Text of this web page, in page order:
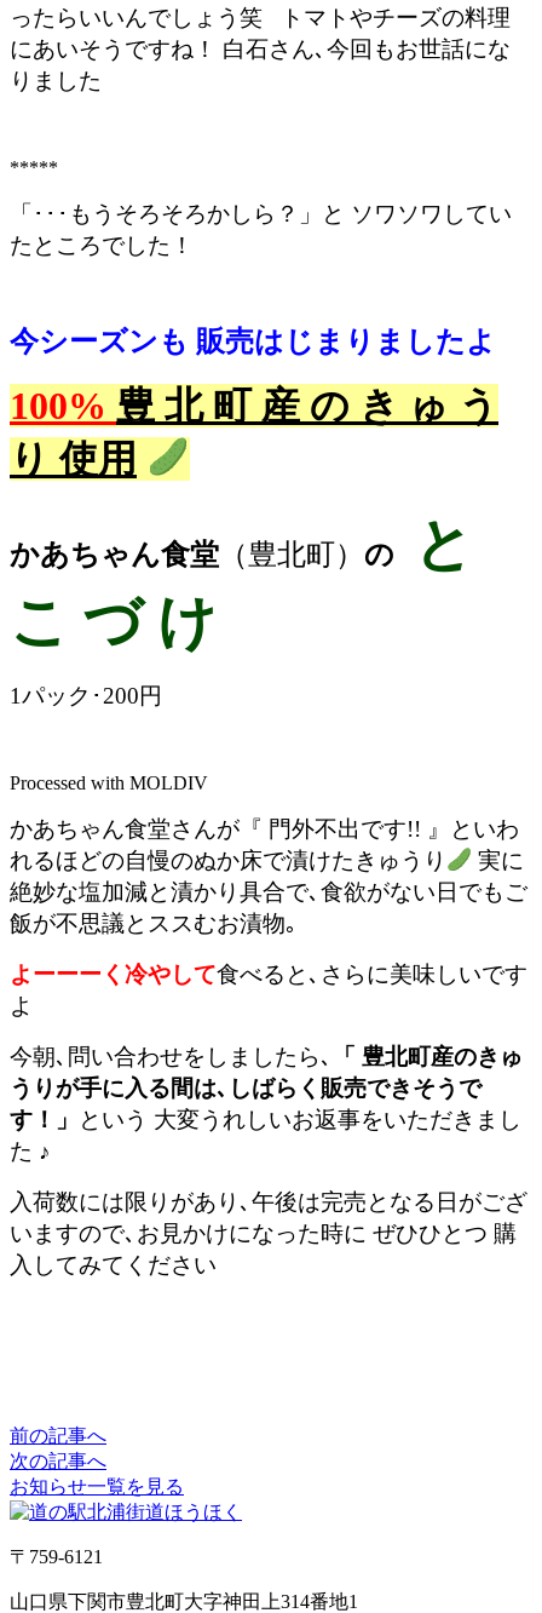
ったらいいんでしょう笑 トマトやチーズの料理
にあいそうですね！ 白石さん､今回もお世話にな
りました
*****
「･･･もうそろそろかしら？」と ソワソワしてい
たところでした！
今シーズンも 販売はじまりましたよ
100% 豊 北 町 産 の き ゅ う
り 使用
かあちゃん食堂 （豊北町） の
と
こ づ け
1パック･200円
Processed with MOLDIV
かあちゃん食堂さんが『 門外不出です!! 』といわ
れるほどの自慢のぬか床で漬けたきゅうり
実に
絶妙な塩加減と漬かり具合で､食欲がない日でもご
飯が不思議とススむお漬物｡
よーーーく冷やして食べると､さらに美味しいです
よ
今朝､問い合わせをしましたら､
「 豊北町産のきゅ
うりが手に入る間は､しばらく販売できそうで
す！」
という 大変うれしいお返事をいただきまし
た ♪
入荷数には限りがあり､午後は完売となる日がござ
いますので､お見かけになった時に ぜひひとつ 購
入してみてください
前の記事へ
次の記事へ
お知らせ一覧を見る
〒759-6121
山口県下関市豊北町大字神田上314番地1